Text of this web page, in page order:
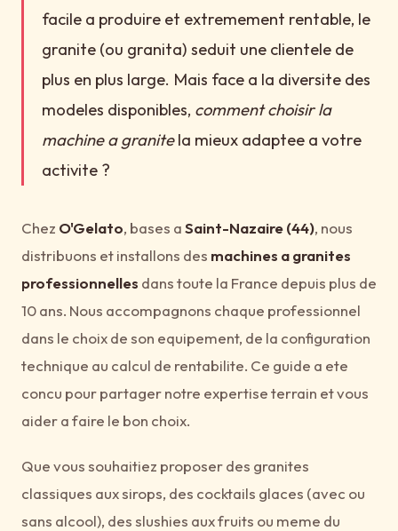
facile a produire et extremement rentable, le
granite (ou granita) seduit une clientele de
plus en plus large. Mais face a la diversite des
modeles disponibles, comment choisir la
machine a granitela mieux adaptee a votre
activite ?
Chez O'Gelato, bases aSaint-Nazaire (44), nous
distribuons et installons des machines a granites
professionnelles dans toute la France depuis plus de
10 ans. Nous accompagnons chaque professionnel
dans le choix de son equipement, de la configuration
technique au calcul de rentabilite. Ce guide a ete
concu pour partager notre expertise terrain et vous
aider a faire le bon choix.
Que vous souhaitiez proposer des granites
classiques aux sirops, des cocktails glaces (avec ou
sans alcool), des slushies aux fruits ou meme du